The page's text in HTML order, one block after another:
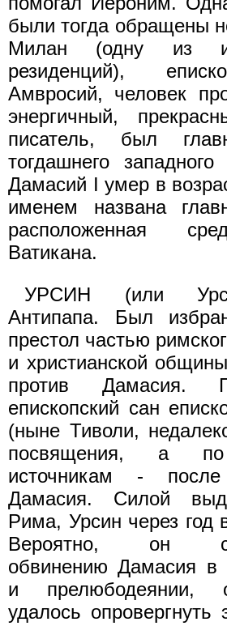
были тогда обращены
Милан (одну из
резиденций),
Амвросий, человек
энергичный,
писатель, был
тогдашнего западного
Дамасий I умер в
именем названа
расположенная
Ватикана.
УРСИН (или
Антипапа. Был
престол частью
и христианской
против Дамасия.
епископский сан
(ныне Тиволи,
посвящения, а по
источникам -
Дамасия. Силой
Рима, Урсин через год
Вероятно, он
обвинению Дамасия в
и прелюбодеянии,
удалось опровергнуть